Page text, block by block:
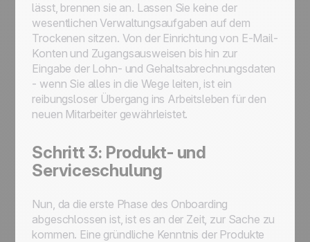
lässt, brennen sie an. Lassen Sie keine der
wesentlichen Verwaltungsaufgaben auf dem
Trockenen sitzen. Von der Einrichtung von E-Mail-
Konten und Zugangsausweisen bis hin zur
Eingabe der Lohn- und Gehaltsabrechnungsdaten
- wenn Sie alles in die Wege leiten, ist ein
reibungsloser Übergang ins Arbeitsleben für den
neuen Mitarbeiter gewährleistet.
Schritt 3: Produkt- und
Serviceschulung
Nun, da die erste Phase des Onboarding
abgeschlossen ist, ist es an der Zeit, zur Sache zu
kommen. Eine gründliche Kenntnis der Produkte